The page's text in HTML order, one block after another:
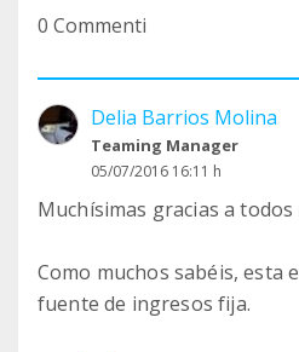
0 Commenti
Delia Barrios Molina
Teaming Manager
05/07/2016 16:11 h
Muchísimas gracias a
Como muchos sabéis, esta
fuente de ingresos fija.